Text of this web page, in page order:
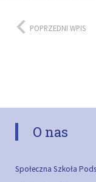
POPRZEDNI WPIS
O nas
Społeczna Szkoła